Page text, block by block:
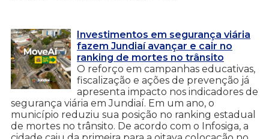
Investimentos em segurança viária
fazem Jundiaí avançar e cair no
ranking de mortes no trânsito
O reforço em campanhas educativas,
fiscalização e ações de prevenção já
apresenta impacto nos indicadores de
segurança viária em Jundiaí. Em um ano, o
município reduziu sua posição no ranking estadual
de mortes no trânsito. De acordo com o Infosiga, a